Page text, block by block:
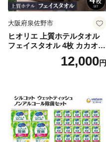
大阪府泉佐野市
ヒオリエ 上質ホテルタオル
フェイスタオル 4枚 カカオ
【タオル 泉州タオル 吸水 普
段使い 無地 シンプル 日用品
12,000円